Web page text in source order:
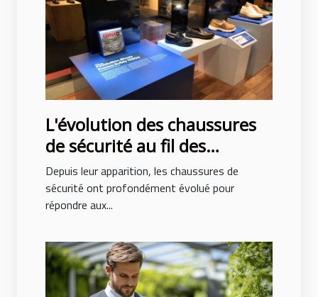
L'évolution des chaussures
de sécurité au fil des
décennies
Depuis leur apparition, les chaussures de
sécurité ont profondément évolué pour
répondre aux...